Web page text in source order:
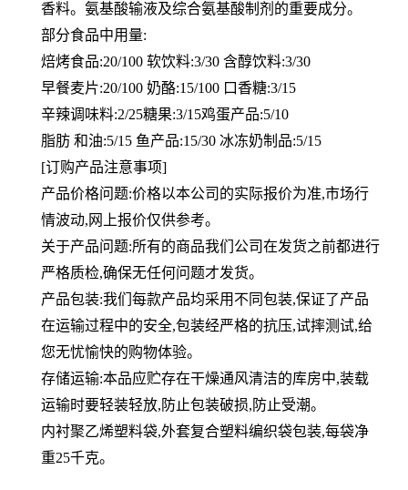
香料。氨基酸输液及综合氨基酸制剂的重要成分。
部分食品中用量:
焙烤食品:20/100 软饮料:3/30 含醇饮料:3/30
早餐麦片:20/100 奶酪:15/100 口香糖:3/15
辛辣调味料:2/25糖果:3/15鸡蛋产品:5/10
脂肪 和油:5/15 鱼产品:15/30 冰冻奶制品:5/15
[订购产品注意事项]
产品价格问题:价格以本公司的实际报价为准,市场行
情波动,网上报价仅供参考。
关于产品问题:所有的商品我们公司在发货之前都进行
严格质检,确保无任何问题才发货。
产品包装:我们每款产品均采用不同包装,保证了产品
在运输过程中的安全,包装经严格的抗压,试摔测试,给
您无忧愉快的购物体验。
存储运输:本品应贮存在干燥通风清洁的库房中,装载
运输时要轻装轻放,防止包装破损,防止受潮。
内衬聚乙烯塑料袋,外套复合塑料编织袋包装,每袋净
重25千克。